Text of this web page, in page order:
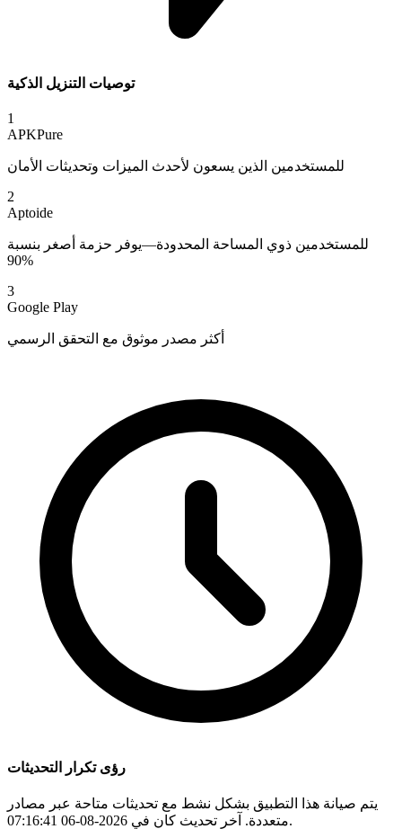
توصيات التنزيل الذكية
1
APKPure
للمستخدمين الذين يسعون لأحدث الميزات وتحديثات الأمان
2
Aptoide
للمستخدمين ذوي المساحة المحدودة—يوفر حزمة أصغر بنسبة
90%
3
Google Play
أكثر مصدر موثوق مع التحقق الرسمي
رؤى تكرار التحديثات
يتم صيانة هذا التطبيق بشكل نشط مع تحديثات متاحة عبر مصادر
متعددة. آخر تحديث كان في 2026-08-06 07:16:41.